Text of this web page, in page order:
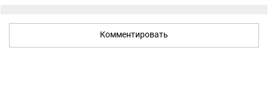
Комментировать